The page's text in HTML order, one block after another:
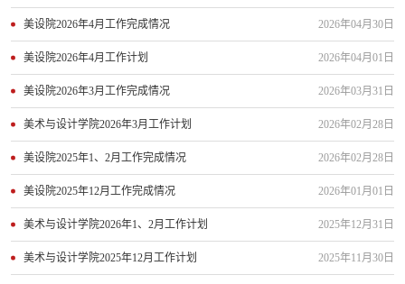
2026年04月30日
美设院2026年4月工作完成情况
2026年04月01日
美设院2026年4月工作计划
2026年03月31日
美设院2026年3月工作完成情况
2026年02月28日
美术与设计学院2026年3月工作计划
2026年02月28日
美设院2025年1、2月工作完成情况
2026年01月01日
美设院2025年12月工作完成情况
2025年12月31日
美术与设计学院2026年1、2月工作计划
2025年11月30日
美术与设计学院2025年12月工作计划